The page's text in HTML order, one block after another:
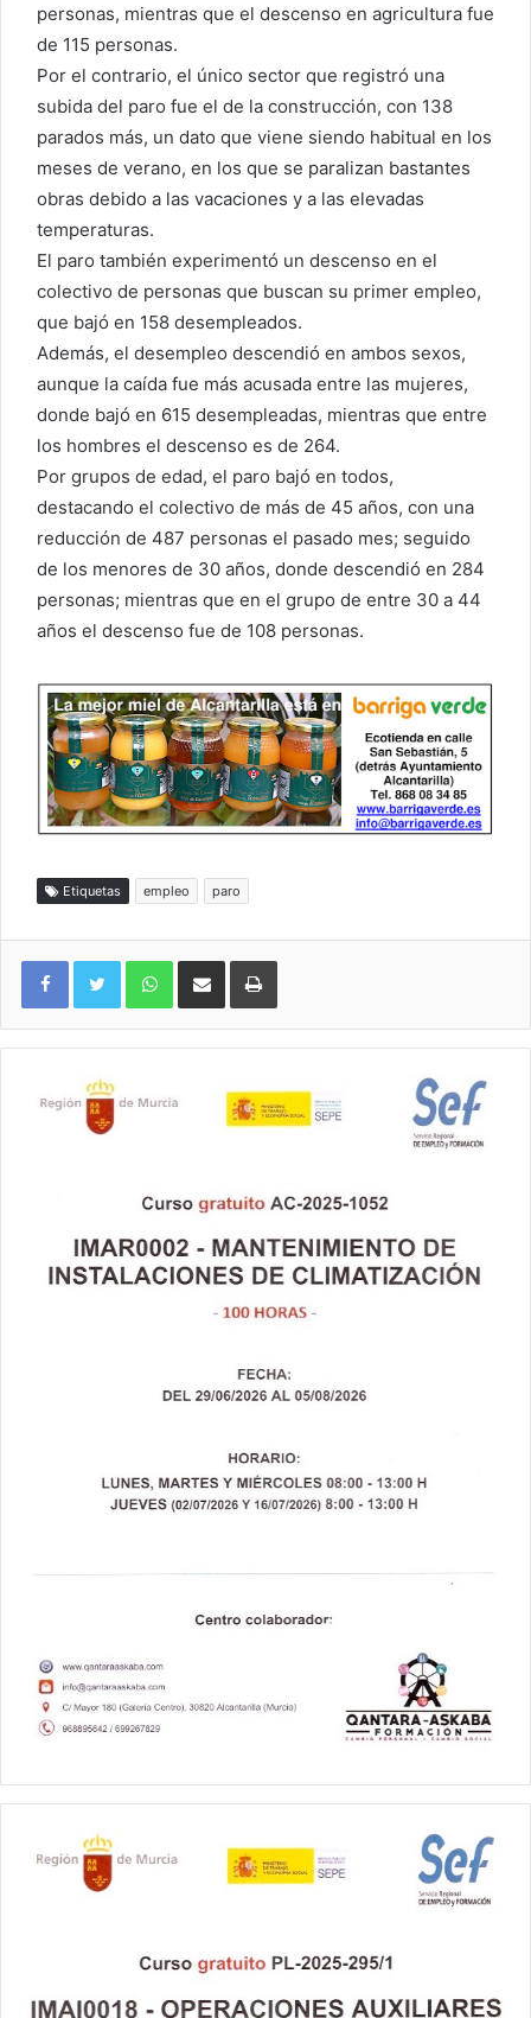
personas, mientras que el descenso en agricultura fue
de 115 personas.
Por el contrario, el único sector que registró una
subida del paro fue el de la construcción, con 138
parados más, un dato que viene siendo habitual en los
meses de verano, en los que se paralizan bastantes
obras debido a las vacaciones y a las elevadas
temperaturas.
El paro también experimentó un descenso en el
colectivo de personas que buscan su primer empleo,
que bajó en 158 desempleados.
Además, el desempleo descendió en ambos sexos,
aunque la caída fue más acusada entre las mujeres,
donde bajó en 615 desempleadas, mientras que entre
los hombres el descenso es de 264.
Por grupos de edad, el paro bajó en todos,
destacando el colectivo de más de 45 años, con una
reducción de 487 personas el pasado mes; seguido
de los menores de 30 años, donde descendió en 284
personas; mientras que en el grupo de entre 30 a 44
años el descenso fue de 108 personas.
Etiquetas empleo paro
WhatsAppCompartir por correo electrónicoImprimir